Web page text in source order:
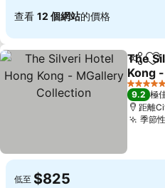
查看 12 個網站的價格
分享
The
Kong
查看價
5 星級
9.2 極
距離
季節
低至 $825